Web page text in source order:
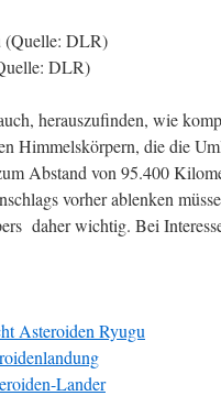
DLR)
herauszufinden, wie
Himmelskörpern, die die
Abstand von 95.400
vorher ablenken
daher wichtig. Bei
Asteroiden Ryugu
Lander